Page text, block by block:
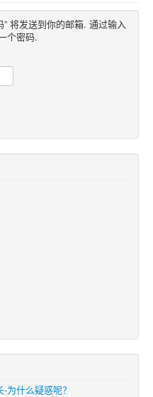
将发送到你的邮箱. 通过输入
个密码.
为什么疑惑呢？